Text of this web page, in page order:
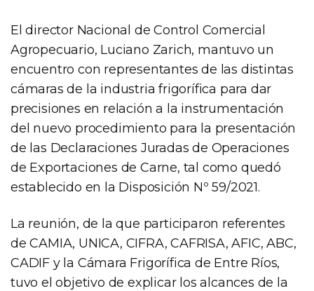
El director Nacional de Control Comercial
Agropecuario, Luciano Zarich, mantuvo un
encuentro con representantes de las distintas
cámaras de la industria frigorífica para dar
precisiones en relación a la instrumentación
del nuevo procedimiento para la presentación
de las Declaraciones Juradas de Operaciones
de Exportaciones de Carne, tal como quedó
establecido en la Disposición Nº 59/2021.
La reunión, de la que participaron referentes
de CAMIA, UNICA, CIFRA, CAFRISA, AFIC, ABC,
CADIF y la Cámara Frigorífica de Entre Ríos,
tuvo el objetivo de explicar los alcances de la